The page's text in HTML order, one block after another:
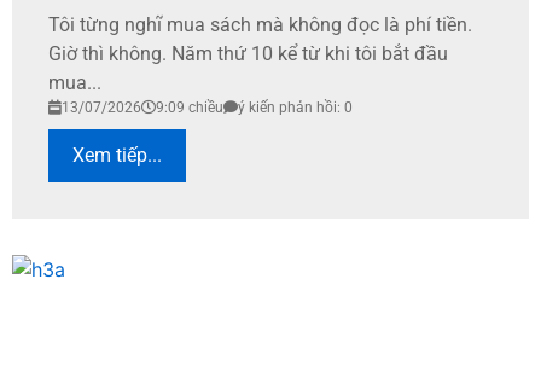
Tôi từng nghĩ mua sách mà không đọc là phí tiền.
Giờ thì không. Năm thứ 10 kể từ khi tôi bắt đầu
mua...
13/07/2026 9:09 chiều ý kiến phản hồi: 0
Xem tiếp...